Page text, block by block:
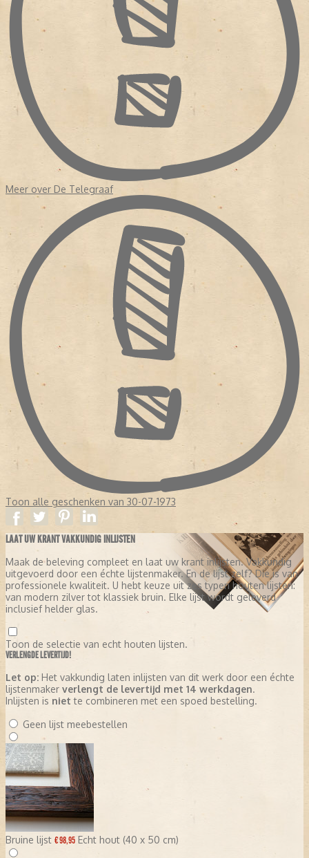
Daarmee ook zijn SS-vrienden. Holdert jr gaf toestemming aan de
Duitsers om in de krant berichten te plaatsen. Na de oorlog kwam
dat De Telegraaf duur te staan.
VERSCHIJNINGSVERBOD DE TELEGRAAF
De commissie voor de Perszuivering legde
aanleiding van het handelen van Hakkie Holdert een
verschijningsverbod van dertig jaar op. Het verbod werd in 1949
ook al weer ingetrokken. In de periode dat
niet
mocht verschijnen, werd de drukkerij gebruikt voor
dagbladTrouw
waren deze kranten juist voortgekomen uit het verzet.
WETENSWAARDIGHEDEN OVER
- NadatDe Telegraafweer mocht verschijnen, was de krant al vrij
snel weer de grootste van Nederland.
- De krant staat bekend om de grote hoeveelheid
sensatieberichten en grote sportkatern.
- Bij de zaterdagkrant verschijnt het magazine 'Vrouw'.
- Van 2004 tot en met 2009 verscheen ook op zondag de krant,
en als eerste krant op tabloid.
- Sinds 2014 verschijnt de krant elke dag op tabloid formaat. De
krant was de laatste krant in Nederland die afstapte van het
broadsheet formaat.
Meer over De Telegraaf
Toon alle geschenken van 30-07-1973
LAAT UW KRANT VAKKUNDIG INLIJSTEN
Maak de beleving compleet en laat uw krant inlijsten. Vakkundig
uitgevoerd door een échte lijstenmaker. En de lijst zelf? Die is van
professionele kwaliteit. U hebt keuze uit zes typen houten lijsten:
van modern zilver tot klassiek bruin. Elke lijst wordt geleverd
inclusief helder glas.
Toon de selectie van echt houten lijsten.
VERLENGDE LEVERTIJD!
Let op: Het vakkundig laten inlijsten van dit werk door een échte
lijstenmaker verlengt de levertijd met 14 werkdagen.
Inlijsten is niet te combineren met een spoed bestelling.
Geen lijst meebestellen
Bruine lijst € 98,95 Echt hout (40 x 50 cm)